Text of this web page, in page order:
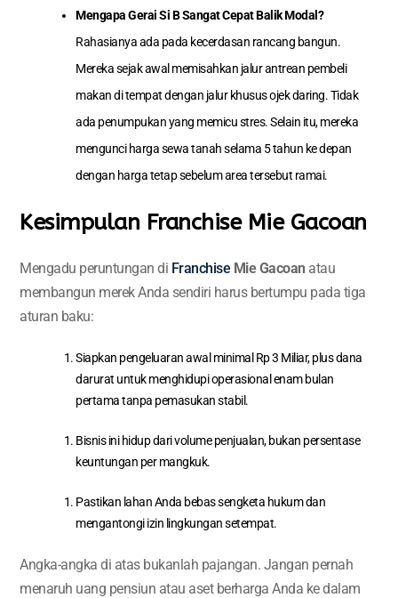
Mengapa Gerai Si B Sangat Cepat Balik Modal?
Rahasianya ada pada kecerdasan rancang bangun.
Mereka sejak awal memisahkan jalur antrean pembeli
makan di tempat dengan jalur khusus ojek daring. Tidak
ada penumpukan yang memicu stres. Selain itu, mereka
mengunci harga sewa tanah selama 5 tahun ke depan
dengan harga tetap sebelum area tersebut ramai.
Kesimpulan Franchise Mie Gacoan
Mengadu peruntungan di Franchise Mie Gacoan atau
membangun merek Anda sendiri harus bertumpu pada tiga
aturan baku:
Siapkan pengeluaran awal minimal Rp 3 Miliar, plus dana
darurat untuk menghidupi operasional enam bulan
pertama tanpa pemasukan stabil.
Bisnis ini hidup dari volume penjualan, bukan persentase
keuntungan per mangkuk.
Pastikan lahan Anda bebas sengketa hukum dan
mengantongi izin lingkungan setempat.
Angka-angka di atas bukanlah pajangan. Jangan pernah
menaruh uang pensiun atau aset berharga Anda ke dalam